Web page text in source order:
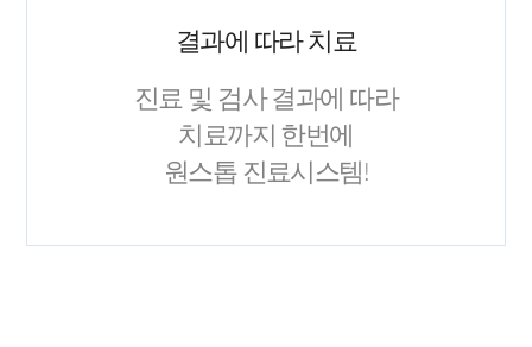
결과에 따라 치료
진료 및 검사 결과에 따라
치료까지 한번에
원스톱 진료시스템!